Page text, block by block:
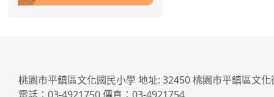
桃園市平鎮區文化國民小學 地址: 32450 桃園市平鎮區文